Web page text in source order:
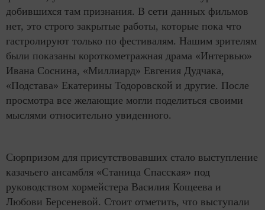
добившихся там признания. В сети данных фильмов
нет, это строго закрытые работы, которые пока что
гастролируют только по фестивалям. Нашим зрителям
были показаны короткометражная драма «Интервью»
Ивана Соснина, «Миллиард» Евгения Дудчака,
«Подстава» Екатерины Тодоровской и другие. После
просмотра все желающие могли поделиться своими
мыслями относительно увиденного.
Сюрпризом для присутствовавших стало выступление
казачьего ансамбля «Станица Спасская» под
руководством хормейстера Василия Кощеева и
Любови Берсеневой. Стоит отметить, что выступали